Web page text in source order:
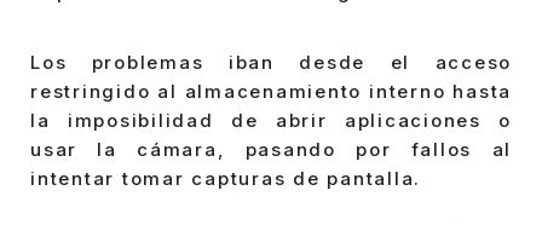
Los problemas iban desde el acceso
restringido al almacenamiento interno hasta
la imposibilidad de abrir aplicaciones o
usar la cámara, pasando por fallos al
intentar tomar capturas de pantalla.